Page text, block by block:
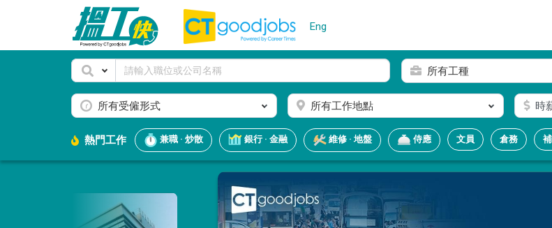
Eng
所有工種
所有受僱形式 所有工作地點 時
熱門工作 兼職 · 炒散 銀行 · 金融 維修 · 地盤 侍應 文員 倉務